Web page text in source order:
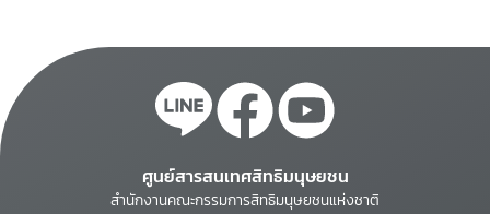
ศูนย์สารสนเทศสิทธิมนุษยชน
สำนักงานคณะกรรมการสิทธิมนุษยชนแห่งชาติ